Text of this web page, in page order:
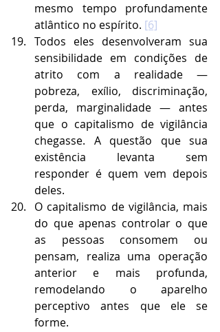
mesmo tempo profundamente
atlântico no espírito. [6]
Todos eles desenvolveram sua
sensibilidade em condições de
atrito com a realidade —
pobreza, exílio, discriminação,
perda, marginalidade — antes
que o capitalismo de vigilância
chegasse. A questão que sua
existência levanta sem
responder é quem vem depois
deles.
O capitalismo de vigilância, mais
do que apenas controlar o que
as pessoas consomem ou
pensam, realiza uma operação
anterior e mais profunda,
remodelando o aparelho
perceptivo antes que ele se
forme.